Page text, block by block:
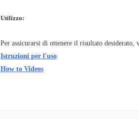
Utilizzo:
Per assicurarsi di ottenere il risultato
Istruzioni per l'uso
How to Videos